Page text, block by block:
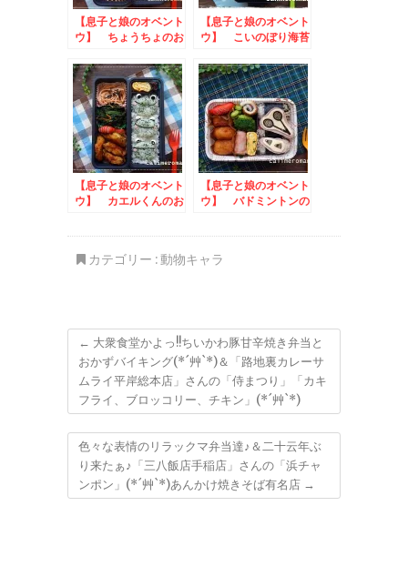
【息子と娘のオベント
ウ】 ちょうちょのお
【息子と娘のオベント
ウ】 こいのぼり海苔
【息子と娘のオベント
ウ】 カエルくんのお
【息子と娘のオベント
ウ】 バドミントンの
カテゴリー :動物キャラ
← 大衆食堂かよっ!!ちいかわ豚甘辛焼き弁当と
おかずバイキング(*´艸`*)＆「路地裏カレーサ
ムライ平岸総本店」さんの「侍まつり」「カキ
フライ、ブロッコリー、チキン」(*´艸`*)
色々な表情のリラックマ弁当達♪＆二十云年ぶ
り来たぁ♪「三八飯店手稲店」さんの「浜チャ
ンポン」(*´艸`*)あんかけ焼きそば有名店 →